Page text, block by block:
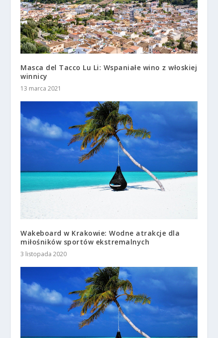
Masca del Tacco Lu Li: Wspaniałe wino z włoskiej
winnicy
13 marca 2021
Wakeboard w Krakowie: Wodne atrakcje dla
miłośników sportów ekstremalnych
3 listopada 2020